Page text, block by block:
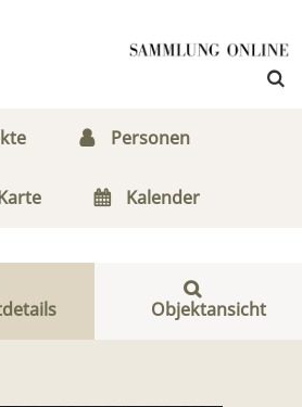
Personen
Kalender
Objektansicht